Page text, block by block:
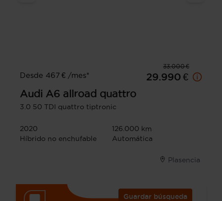
33.000 €
Desde 467 € /mes*
29.990 €
Audi A6 allroad quattro
3.0 50 TDI quattro tiptronic
2020
126.000 km
Híbrido no enchufable
Automática
Plasencia
Guardar búsqueda